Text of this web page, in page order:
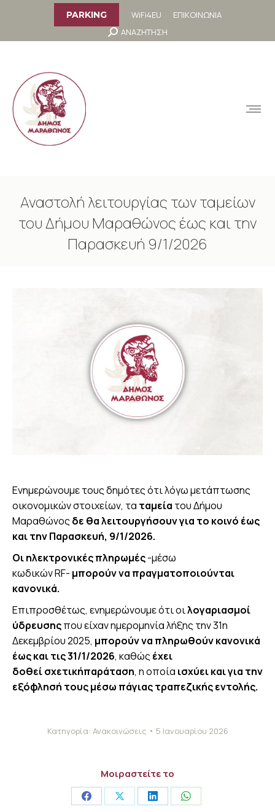
PARKING WiFi4EU
ΕΠΙΚΟΙΝΩΝΙΑ
Search:
ΑΝΑΖΗΤΗΣΗ
Αναστολή λειτουργίας των ταμείων
του Δήμου Μαραθώνος έως και την
Παρασκευή 9/1/2026
Ενημερώνουμε τους δημότες ότι λόγω μετάπτωσης
οικονομικών στοιχείων, τα ταμεία του Δήμου
Μαραθώνος δε θα λειτουργήσουν για το κοινό έως
και την Παρασκευή, 9/1/2026.
Οι ηλεκτρονικές πληρωμές-μέσω
κωδικών RF- μπορούν να πραγματοποιούνται
κανονικά.
Επιπροσθέτως, ενημερώνουμε ότι οιλογαριασμοί
ύδρευσηςπου είχαν ημερομηνία λήξης την 31η
Δεκεμβρίου 2025, μπορούν να πληρωθούν κανονικά
έως και τις 31/1/2026, καθώς έχει
δοθεί σχετικήπαράταση, η οποία ισχύει και για την
εξόφλησή τους μέσω πάγιας τραπεζικής εντολής.
Κατηγορία: Ανακοινώσεις 5 Ιανουαρίου 2026
Μοιραστείτε το
Share Share Share Share